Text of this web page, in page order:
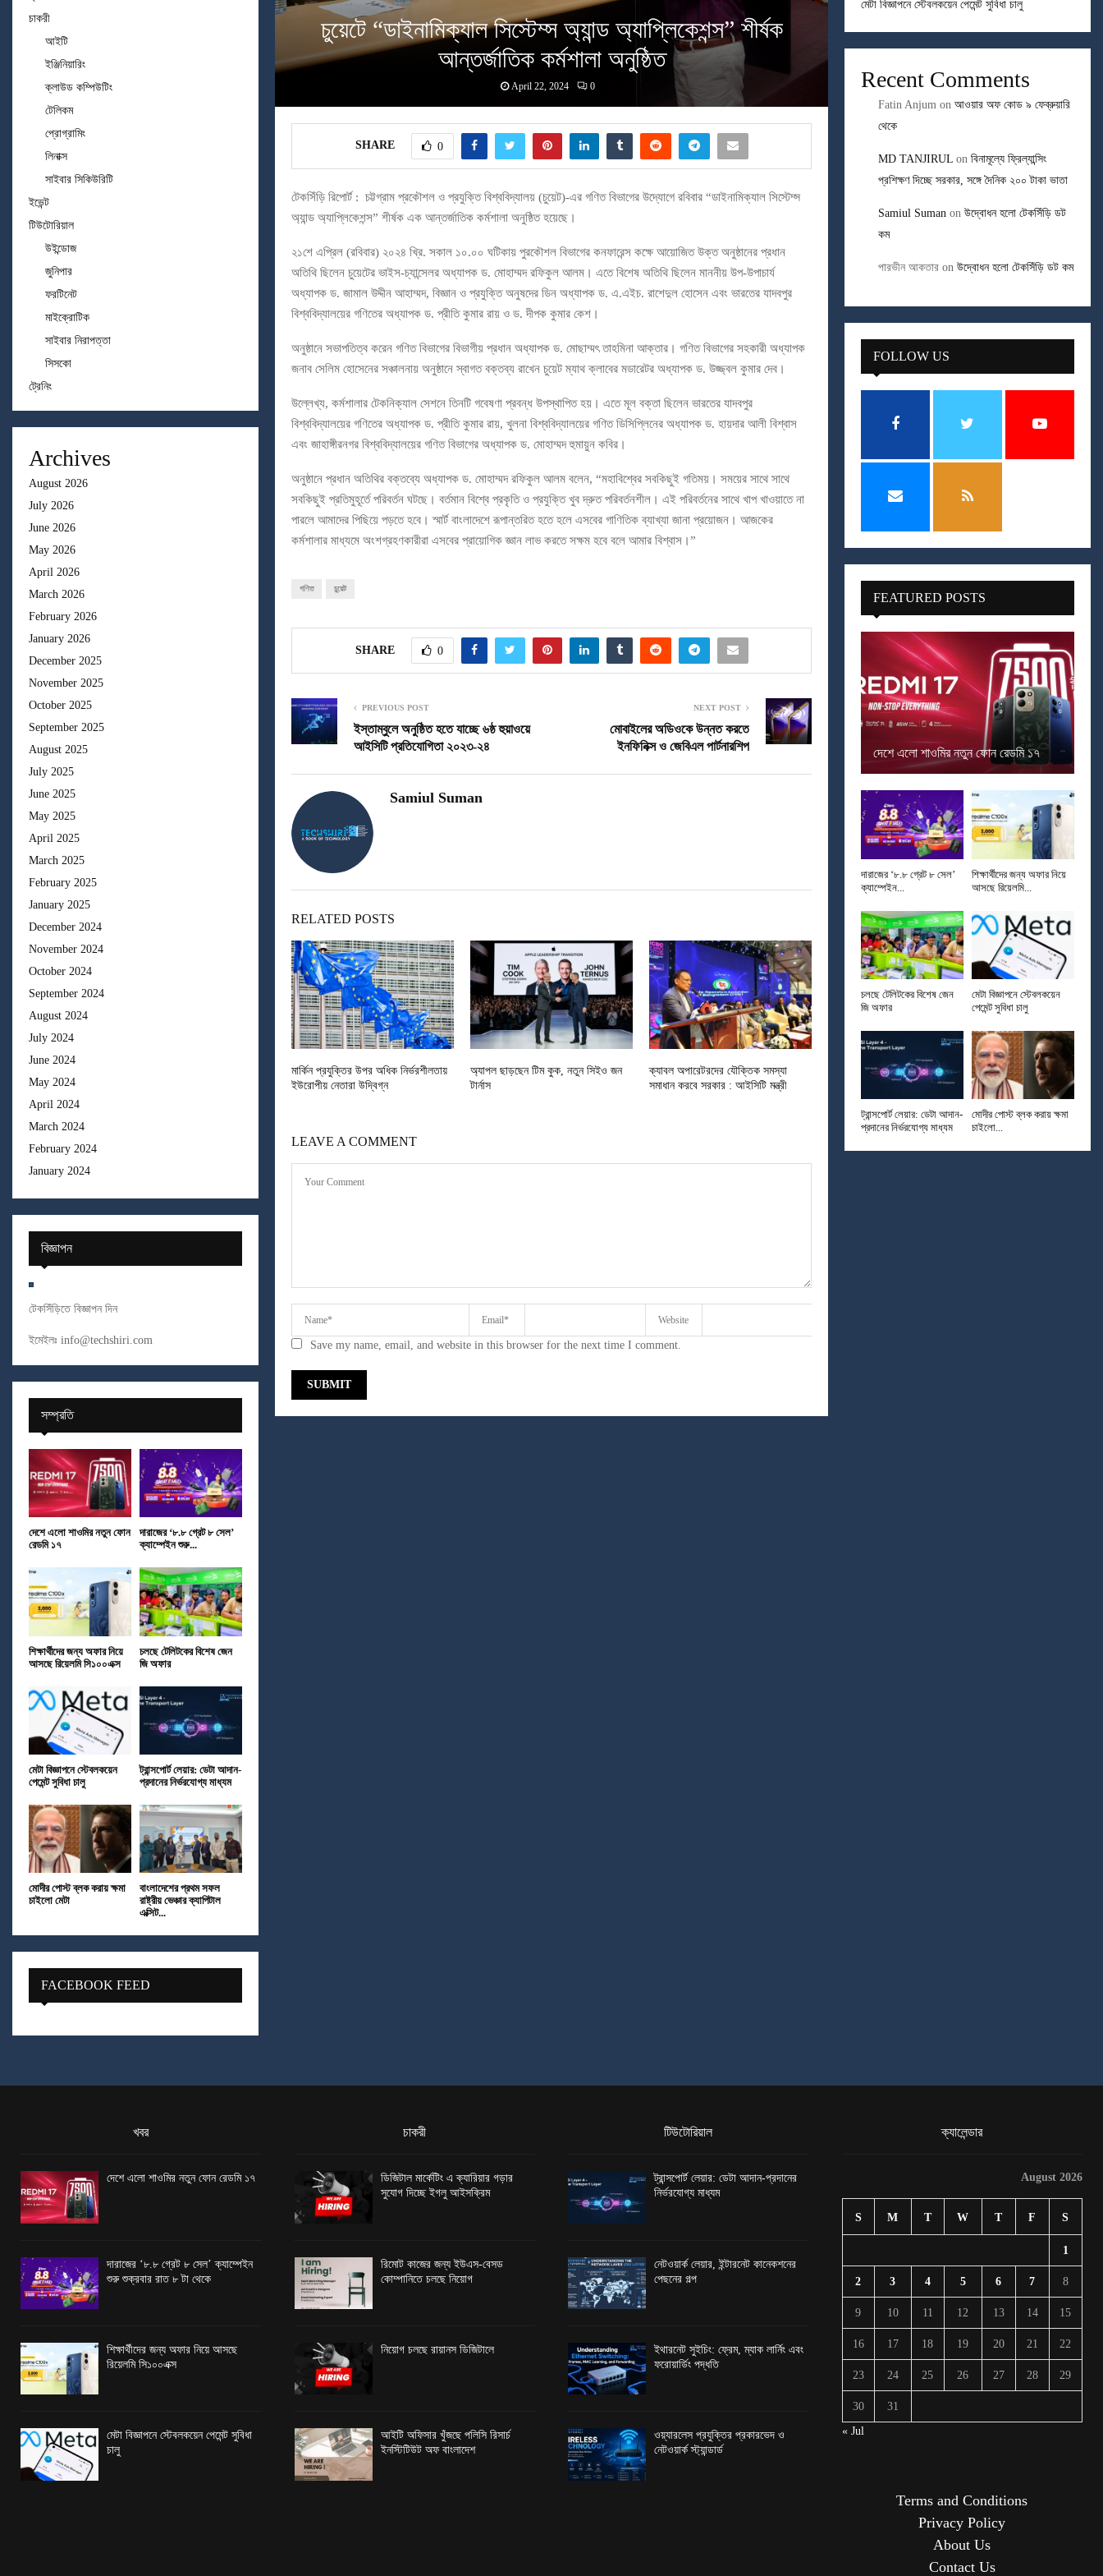
চুয়েটে “ডাইনামিক্যাল সিস্টেম্স অ্যান্ড অ্যাপ্লিকেশন্স” শীর্ষক
আন্তর্জাতিক কর্মশালা অনুষ্ঠিত
April 22, 2024 0
SHARE 0
টেকসিঁড়ি রিপোর্ট : চট্টগ্রাম প্রকৌশল ও প্রযুক্তি বিশ্ববিদ্যালয় (চুয়েট)-এর গণিত বিভাগের উদ্যোগে রবিবার “ডাইনামিক্যাল সিস্টেম্স
অ্যান্ড অ্যাপ্লিকেশন্স” শীর্ষক এক আন্তর্জাতিক কর্মশালা অনুষ্ঠিত হয়েছে।
২১শে এপ্রিল (রবিবার) ২০২৪ খ্রি. সকাল ১০.০০ ঘটিকায় পুরকৌশল বিভাগের কনফারেন্স কক্ষে আয়োজিত উক্ত অনুষ্ঠানের প্রধান
অতিথি ছিলেন চুয়েটের ভাইস-চ্যান্সেলর অধ্যাপক ড. মোহাম্মদ রফিকুল আলম। এতে বিশেষ অতিথি ছিলেন মাননীয় উপ-উপাচার্য
অধ্যাপক ড. জামাল উদ্দীন আহাম্মদ, বিজ্ঞান ও প্রযুক্তি অনুষদের ডিন অধ্যাপক ড. এ.এইচ. রাশেদুল হোসেন এবং ভারতের যাদবপুর
বিশ্ববিদ্যালয়ের গণিতের অধ্যাপক ড. প্রীতি কুমার রায় ও ড. দীপক কুমার কেশ।
অনুষ্ঠানে সভাপতিত্ব করেন গণিত বিভাগের বিভাগীয় প্রধান অধ্যাপক ড. মোছাম্মৎ তাহমিনা আক্তার। গণিত বিভাগের সহকারী অধ্যাপক
জনাব সেলিম হোসেনের সঞ্চালনায় অনুষ্ঠানে স্বাগত বক্তব্য রাখেন চুয়েট ম্যাথ ক্লাবের মডারেটর অধ্যাপক ড. উজ্জ্বল কুমার দেব।
উল্লেখ্য, কর্মশালার টেকনিক্যাল সেশনে তিনটি গবেষণা প্রবন্ধ উপস্থাপিত হয়। এতে মূল বক্তা ছিলেন ভারতের যাদবপুর
বিশ্ববিদ্যালয়ের গণিতের অধ্যাপক ড. প্রীতি কুমার রায়, খুলনা বিশ্ববিদ্যালয়ের গণিত ডিসিপ্লিনের অধ্যাপক ড. হায়দার আলী বিশ্বাস
এবং জাহাঙ্গীরনগর বিশ্ববিদ্যালয়ের গণিত বিভাগের অধ্যাপক ড. মোহাম্মদ হুমায়ুন কবির।
অনুষ্ঠানে প্রধান অতিথির বক্তব্যে অধ্যাপক ড. মোহাম্মদ রফিকুল আলম বলেন, “মহাবিশ্বের সবকিছুই গতিময়। সময়ের সাথে সাথে
সবকিছুই প্রতিমুহূর্তে পরিবর্তন ঘটছে। বর্তমান বিশ্বে প্রকৃতি ও প্রযুক্তি খুব দ্রুত পরিবর্তনশীল। এই পরিবর্তনের সাথে খাপ খাওয়াতে না
পারলে আমাদের পিছিয়ে পড়তে হবে। স্মার্ট বাংলাদেশে রূপান্তরিত হতে হলে এসবের গাণিতিক ব্যাখ্যা জানা প্রয়োজন। আজকের
কর্মশালার মাধ্যমে অংশগ্রহণকারীরা এসবের প্রায়োগিক জ্ঞান লাভ করতে সক্ষম হবে বলে আমার বিশ্বাস।”
গণিত চুয়েট
SHARE 0
PREVIOUS POST
ইস্তাম্বুলে অনুষ্ঠিত হতে যাচ্ছে ৬ষ্ঠ হুয়াওয়ে
আইসিটি প্রতিযোগিতা ২০২৩-২৪
NEXT POST
মোবাইলের অডিওকে উন্নত করতে
ইনফিনিক্স ও জেবিএল পার্টনারশিপ
Samiul Suman
RELATED POSTS
মার্কিন প্রযুক্তির উপর অধিক নির্ভরশীলতায়
ইউরোপীয় নেতারা উদ্বিগ্ন
অ্যাপল ছাড়ছেন টিম কুক, নতুন সিইও জন
টার্নাস
ক্যাবল অপারেটরদের যৌক্তিক সমস্যা
সমাধান করবে সরকার : আইসিটি মন্ত্রী
LEAVE A COMMENT
Save my name, email, and website in this browser for the next time I comment.
চাকরী
আইটি
ইঞ্জিনিয়ারিং
ক্লাউড কম্পিউটিং
টেলিকম
প্রোগ্রামিং
লিনাক্স
সাইবার সিকিউরিটি
ইভেন্ট
টিউটোরিয়াল
উইন্ডোজ
জুনিপার
ফরটিনেট
মাইক্রোটিক
সাইবার নিরাপত্তা
সিসকো
ট্রেনিং
Archives
August 2026
July 2026
June 2026
May 2026
April 2026
March 2026
February 2026
January 2026
December 2025
November 2025
October 2025
September 2025
August 2025
July 2025
June 2025
May 2025
April 2025
March 2025
February 2025
January 2025
December 2024
November 2024
October 2024
September 2024
August 2024
July 2024
June 2024
May 2024
April 2024
March 2024
February 2024
January 2024
বিজ্ঞাপন
টেকসিঁড়িতে বিজ্ঞাপন দিন
ইমেইলঃ info@techshiri.com
সম্প্রতি
দেশে এলো শাওমির নতুন ফোন
রেডমি ১৭
দারাজের ‘৮.৮ গ্রেট ৮ সেল’
ক্যাম্পেইন শুরু...
শিক্ষার্থীদের জন্য অফার নিয়ে
আসছে রিয়েলমি সি১০০এক্স
চলছে টেলিটকের বিশেষ জেন
জি অফার
মেটা বিজ্ঞাপনে স্টেবলকয়েন
পেমেন্ট সুবিধা চালু
ট্রান্সপোর্ট লেয়ার: ডেটা আদান-
প্রদানের নির্ভরযোগ্য মাধ্যম
মোদীর পোস্ট ব্লক করায় ক্ষমা
চাইলো মেটা
বাংলাদেশের প্রথম সফল
রাষ্ট্রীয় ভেঞ্চার ক্যাপিটাল
এক্সিট...
FACEBOOK FEED
মেটা বিজ্ঞাপনে স্টেবলকয়েন পেমেন্ট সুবিধা চালু
Recent Comments
Fatin Anjum on আওয়ার অফ কোড ৯ ফেব্রুয়ারি
থেকে
MD TANJIRUL on বিনামূল্যে ফ্রিল্যান্সিং
প্রশিক্ষণ দিচ্ছে সরকার, সঙ্গে দৈনিক ২০০ টাকা ভাতা
Samiul Suman on উদ্বোধন হলো টেকসিঁড়ি ডট
কম
পারভীন আকতার on উদ্বোধন হলো টেকসিঁড়ি ডট কম
FOLLOW US
FEATURED POSTS
দেশে এলো শাওমির নতুন ফোন রেডমি ১৭
দারাজের ‘৮.৮ গ্রেট ৮ সেল’
ক্যাম্পেইন...
শিক্ষার্থীদের জন্য অফার নিয়ে
আসছে রিয়েলমি...
চলছে টেলিটকের বিশেষ জেন
জি অফার
মেটা বিজ্ঞাপনে স্টেবলকয়েন
পেমেন্ট সুবিধা চালু
ট্রান্সপোর্ট লেয়ার: ডেটা আদান-
প্রদানের নির্ভরযোগ্য মাধ্যম
মোদীর পোস্ট ব্লক করায় ক্ষমা
চাইলো...
খবর
দেশে এলো শাওমির নতুন ফোন রেডমি ১৭
দারাজের ‘৮.৮ গ্রেট ৮ সেল’ ক্যাম্পেইন
শুরু শুক্রবার রাত ৮ টা থেকে
শিক্ষার্থীদের জন্য অফার নিয়ে আসছে
রিয়েলমি সি১০০এক্স
মেটা বিজ্ঞাপনে স্টেবলকয়েন পেমেন্ট সুবিধা
চালু
চাকরী
ডিজিটাল মার্কেটিং এ ক্যারিয়ার গড়ার
সুযোগ দিচ্ছে ইগলু আইসক্রিম
রিমোট কাজের জন্য ইউএস-বেসড
কোম্পানিতে চলছে নিয়োগ
নিয়োগ চলছে রায়ানস ডিজিটালে
আইটি অফিসার খুঁজছে পলিসি রিসার্চ
ইনস্টিটিউট অফ বাংলাদেশ
টিউটোরিয়াল
ট্রান্সপোর্ট লেয়ার: ডেটা আদান-প্রদানের
নির্ভরযোগ্য মাধ্যম
নেটওয়ার্ক লেয়ার, ইন্টারনেট কানেকশনের
পেছনের গল্প
ইথারনেট সুইচিং: ফ্রেম, ম্যাক লার্নিং এবং
ফরোয়ার্ডিং পদ্ধতি
ওয়্যারলেস প্রযুক্তির প্রকারভেদ ও
নেটওয়ার্ক স্ট্যান্ডার্ড
ক্যালেন্ডার
August 2026
S M T W T F S
1
2 3 4 5 6 7 8
9 10 11 12 13 14 15
16 17 18 19 20 21 22
23 24 25 26 27 28 29
30
31
« Jul
Terms and Conditions
Privacy Policy
About Us
Contact Us